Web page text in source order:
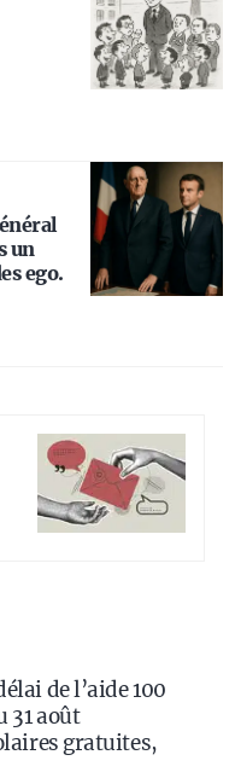
un
ego.
de l’aide 100
31 août
gratuites,